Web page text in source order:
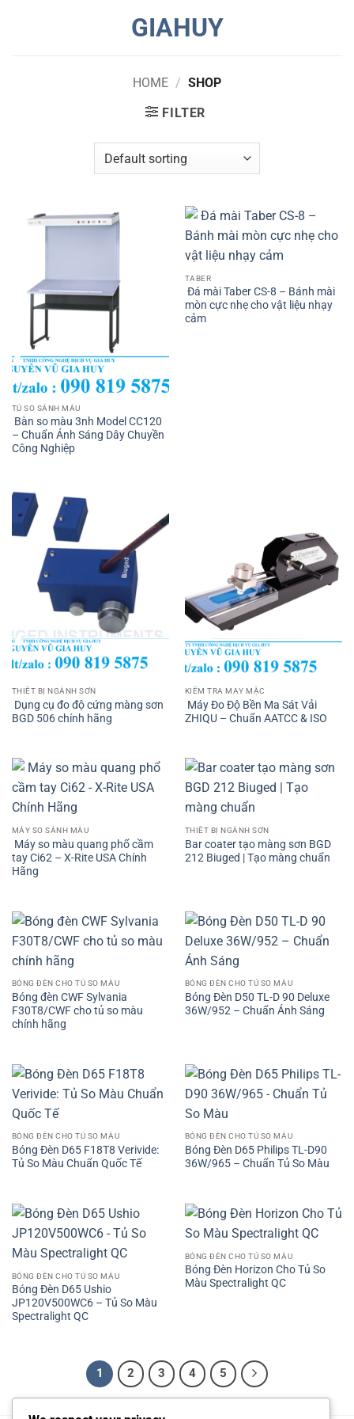
GIAHUY
HOME / SHOP
FILTER
TỦ SO SÁNH MÀU
Bàn so màu 3nh Model CC120
– Chuẩn Ánh Sáng Dây Chuyền
Công Nghiệp
TABER
Đá mài Taber CS-8 – Bánh mài
mòn cực nhẹ cho vật liệu nhạy
cảm
THIẾT BỊ NGÀNH SƠN
Dụng cụ đo độ cứng màng sơn
BGD 506 chính hãng
KIỂM TRA MAY MẶC
Máy Đo Độ Bền Ma Sát Vải
ZHIQU – Chuẩn AATCC & ISO
MÁY SO SÁNH MÀU
Máy so màu quang phổ cầm
tay Ci62 – X-Rite USA Chính
Hãng
THIẾT BỊ NGÀNH SƠN
Bar coater tạo màng sơn BGD
212 Biuged | Tạo màng chuẩn
BÓNG ĐÈN CHO TỦ SO MÀU
Bóng đèn CWF Sylvania
F30T8/CWF cho tủ so màu
chính hãng
BÓNG ĐÈN CHO TỦ SO MÀU
Bóng Đèn D50 TL-D 90 Deluxe
36W/952 – Chuẩn Ánh Sáng
BÓNG ĐÈN CHO TỦ SO MÀU
Bóng Đèn D65 F18T8 Verivide:
Tủ So Màu Chuẩn Quốc Tế
BÓNG ĐÈN CHO TỦ SO MÀU
Bóng Đèn D65 Philips TL-D90
36W/965 – Chuẩn Tủ So Màu
BÓNG ĐÈN CHO TỦ SO MÀU
Bóng Đèn D65 Ushio
JP120V500WC6 – Tủ So Màu
Spectralight QC
BÓNG ĐÈN CHO TỦ SO MÀU
Bóng Đèn Horizon Cho Tủ So
Màu Spectralight QC
1 2 3 4 5